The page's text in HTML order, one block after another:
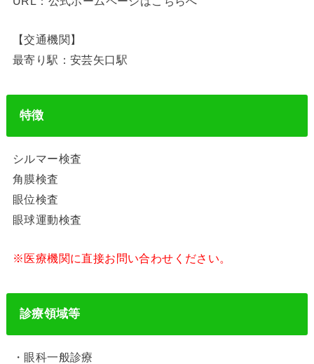
【交通機関】
最寄り駅：安芸矢口駅
特徴
シルマー検査
角膜検査
眼位検査
眼球運動検査
※医療機関に直接お問い合わせください。
診療領域等
・眼科一般診療